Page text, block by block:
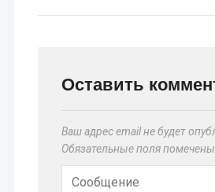
Оставить
Ваш адрес email не будет
Обязательные поля помечены